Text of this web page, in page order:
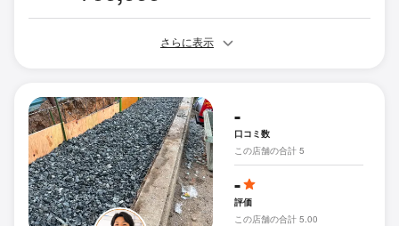
さらに表示
-
口コミ数
この店舗の合計 5
-
評価
この店舗の合計 5.00